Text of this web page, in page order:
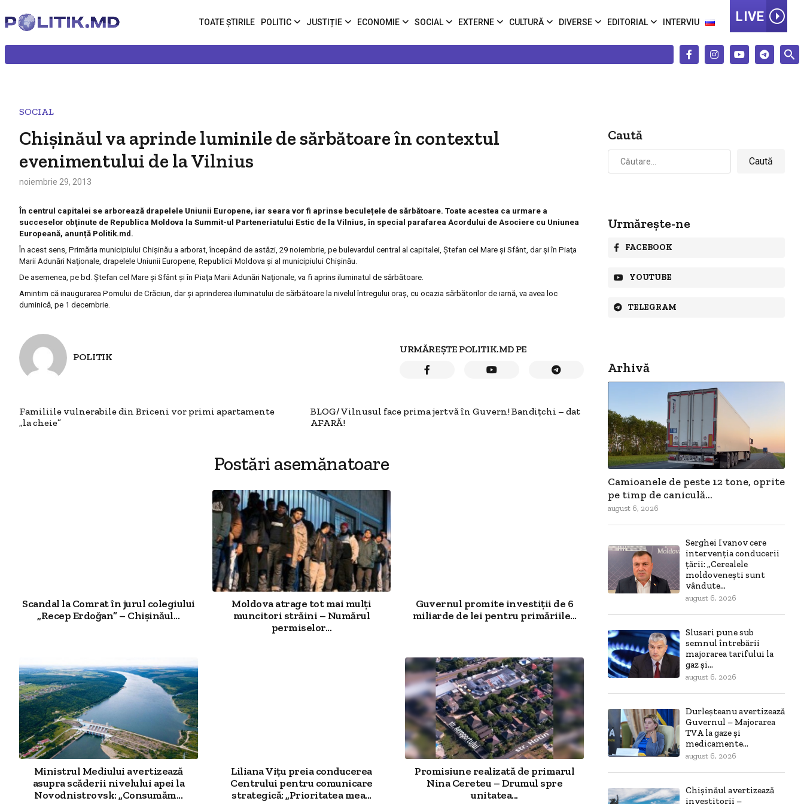
TOATE ȘTIRILE POLITIC JUSTIȚIE ECONOMIE SOCIAL EXTERNE CULTURĂ DIVERSE EDITORIAL INTERVIU LIVE
SOCIAL
Chișinăul va aprinde luminile de sărbătoare în contextul
evenimentului de la Vilnius
noiembrie 29, 2013
În centrul capitalei se arborează drapelele Uniunii Europene, iar seara vor fi aprinse beculețele de sărbătoare. Toate acestea ca urmare a
succeselor obţinute de Republica Moldova la Summit-ul Parteneriatului Estic de la Vilnius, în special parafarea Acordului de Asociere cu Uniunea
Europeană, anunță Politik.md.
În acest sens, Primăria municipiului Chişinău a arborat, începând de astăzi, 29 noiembrie, pe bulevardul central al capitalei, Ştefan cel Mare şi Sfânt, dar şi în Piaţa
Marii Adunări Naţionale, drapelele Uniunii Europene, Republicii Moldova şi al municipiului Chişinău.
De asemenea, pe bd. Ştefan cel Mare şi Sfânt şi în Piaţa Marii Adunări Naţionale, va fi aprins iluminatul de sărbătoare.
Amintim că inaugurarea Pomului de Crăciun, dar şi aprinderea iluminatului de sărbătoare la nivelul întregului oraş, cu ocazia sărbătorilor de iarnă, va avea loc
duminică, pe 1 decembrie.
POLITIK
URMĂREȘTE POLITIK.MD PE
Familiile vulnerabile din Briceni vor primi apartamente
„la cheie”
BLOG/ Vilnusul face prima jertvă în Guvern! Bandiţchi – dat
AFARĂ!
Postări asemănatoare
Scandal la Comrat în jurul colegiului
„Recep Erdoğan” – Chișinăul...
Moldova atrage tot mai mulți
muncitori străini – Numărul
permiselor...
Guvernul promite investiții de 6
miliarde de lei pentru primăriile...
Ministrul Mediului avertizează
asupra scăderii nivelului apei la
Novodnistrovsk: „Consumăm...
Liliana Vițu preia conducerea
Centrului pentru comunicare
strategică: „Prioritatea mea...
Promisiune realizată de primarul
Nina Cereteu – Drumul spre
unitatea...
Caută
Caută
după:
Urmărește-ne
FACEBOOK
YOUTUBE
TELEGRAM
Arhivă
Camioanele de peste 12 tone, oprite
pe timp de caniculă...
august 6, 2026
Serghei Ivanov cere
intervenția conducerii
țării: „Cerealele
moldovenești sunt
vândute...
august 6, 2026
Slusari pune sub
semnul întrebării
majorarea tarifului la
gaz și...
august 6, 2026
Durleșteanu avertizează
Guvernul – Majorarea
TVA la gaze și
medicamente...
august 6, 2026
Chișinăul avertizează
investitorii –